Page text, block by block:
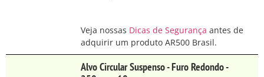
Veja nossas Dicas de Segurança antes de
adquirir um produto AR500 Brasil.
Alvo Circular Suspenso - Furo Redondo -